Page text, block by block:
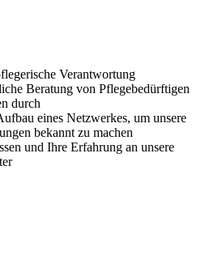
Verantwortung
Beratung von Pflegebedürftigen
durch
eines Netzwerkes, um unsere
bekannt zu machen
und Ihre Erfahrung an unsere